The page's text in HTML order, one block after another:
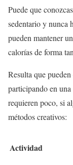
Puede que
sedentario y nunca
pueden mantener
calorías de forma
Resulta que
participando en
requieren poco, si
métodos creativos:
Actividad